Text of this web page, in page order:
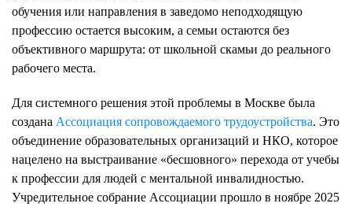
обучения или направления в заведомо неподходящую
профессию остается высоким, а семьи остаются без
объективного маршрута: от школьной скамьи до реального
рабочего места.
Для системного решения этой проблемы в Москве была
создана Ассоциация сопровождаемого трудоустройства. Это
объединение образовательных организаций и НКО, которое
нацелено на выстраивание «бесшовного» перехода от учебы
к профессии для людей с ментальной инвалидностью.
Учредительное собрание Ассоциации прошло в ноябре 2025